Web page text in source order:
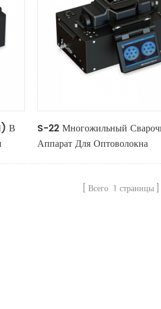
В
S-22 Многожильный
Аппарат Для Оптоволокна
Всего 1 страницы